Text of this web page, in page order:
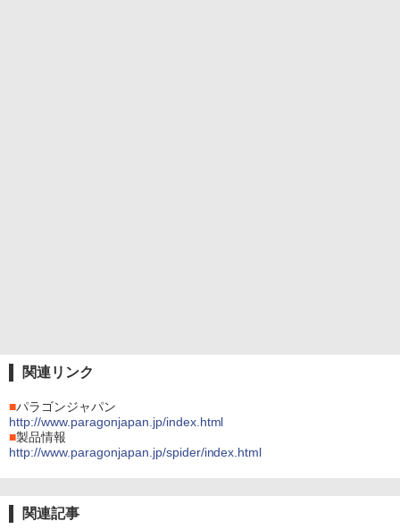
関連リンク
■パラゴンジャパン
http://www.paragonjapan.jp/index.html
■製品情報
http://www.paragonjapan.jp/spider/index.html
関連記事